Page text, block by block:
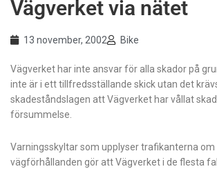
Vägverket via nätet
13 november, 2002 Bike
Vägverket har inte ansvar för alla skador på
inte är i ett tillfredsställande skick utan det
skadeståndslagen att Vägverket har vållat
försummelse.
Varningsskyltar som upplyser trafikanterna om
vägförhållanden gör att Vägverket i de flesta